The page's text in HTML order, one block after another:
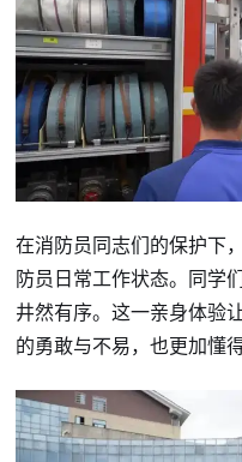
在消防员同志们的保护下
防员日常工作状态。同学
井然有序。这一亲身体验
的勇敢与不易，也更加懂